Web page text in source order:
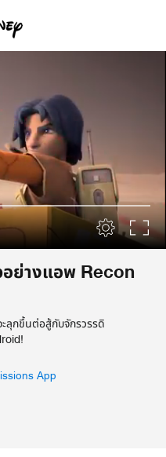
ย่างแอพ Recon
ลุกขึ้นต่อสู้กับจักรวรรดิ
App